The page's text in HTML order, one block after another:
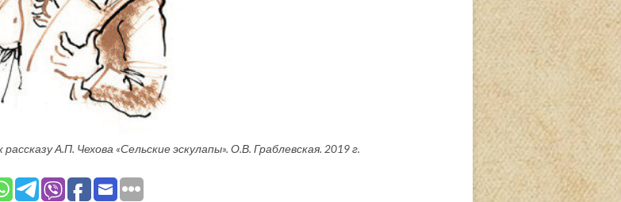
А.П. Чехова «Сельские эскулапы». О.В. Граблевская. 2019 г.